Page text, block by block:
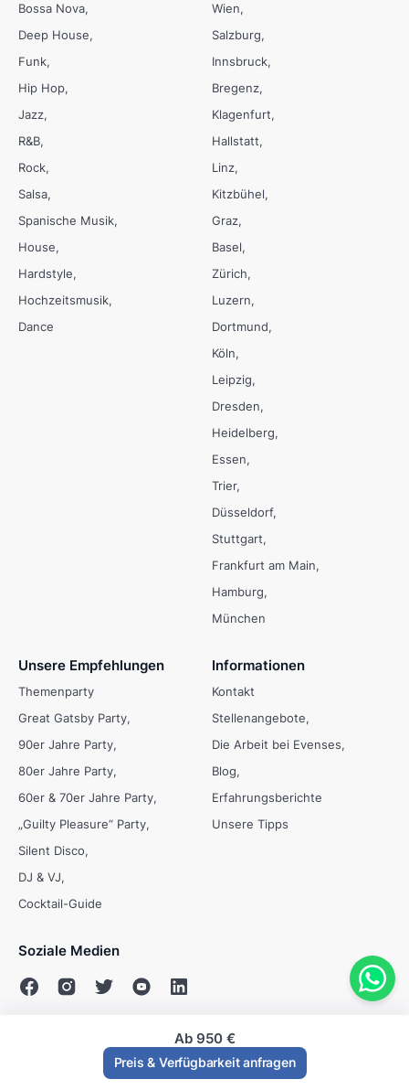
Ab 950 €
Preis & Verfügbarkeit anfragen
Bossa Nova
Deep House
Funk
Hip Hop
Jazz
R&B
Rock
Salsa
Spanische Musik
House
Hardstyle
Hochzeitsmusik
Dance
Wien
Salzburg
Innsbruck
Bregenz
Klagenfurt
Hallstatt
Linz
Kitzbühel
Graz
Basel
Zürich
Luzern
Dortmund
Köln
Leipzig
Dresden
Heidelberg
Essen
Trier
Düsseldorf
Stuttgart
Frankfurt am Main
Hamburg
München
Unsere Empfehlungen
Themenparty
Great Gatsby Party
90er Jahre Party
80er Jahre Party
60er & 70er Jahre Party
„Guilty Pleasure“ Party
Silent Disco
DJ & VJ
Cocktail-Guide
Informationen
Kontakt
Stellenangebote
Die Arbeit bei Evenses
Blog
Erfahrungsberichte
Unsere Tipps
Soziale Medien
© Evenses 2009 - 2026